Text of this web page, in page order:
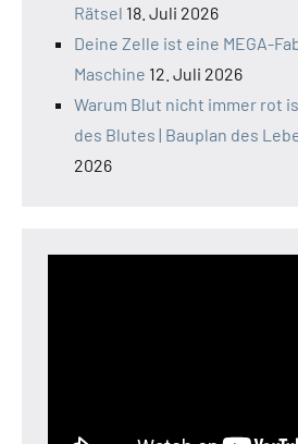
Rätsel 18. Juli 2026
Deine Zelle ist eine MEGA-
Maschine 12. Juli 2026
Warum Blut nicht immer rot
des Blutes | Bauplan des
2026